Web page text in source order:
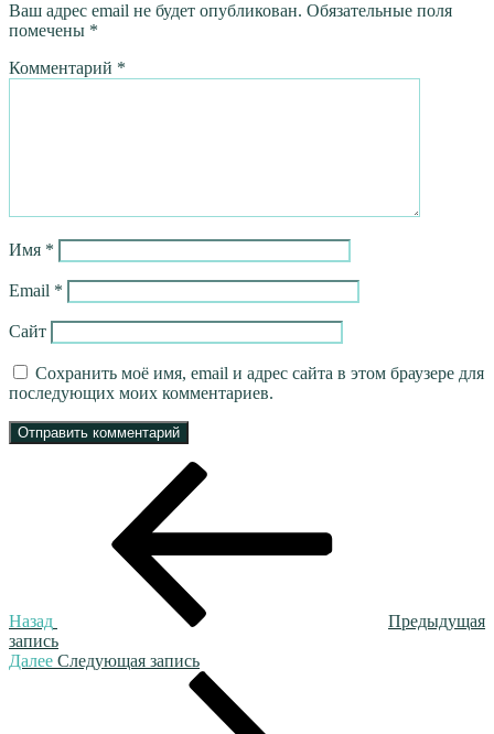
Ваш адрес email не будет опубликован. Обязательные поля
помечены *
Комментарий *
Имя *
Email *
Сайт
Сохранить моё имя, email и адрес сайта в этом браузере для
последующих моих комментариев.
Назад
Предыдущая
запись
Следующая
Далее Следующая запись